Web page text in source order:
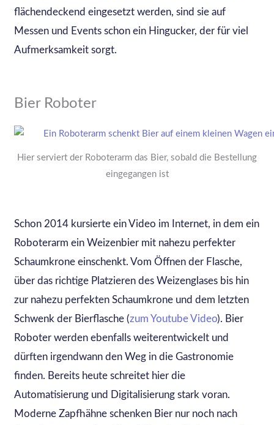
flächendeckend eingesetzt werden, sind sie auf
Messen und Events schon ein Hingucker, der für viel
Aufmerksamkeit sorgt.
Bier Roboter
Hier serviert der Roboterarm das Bier, sobald die Bestellung
eingegangen ist
Schon 2014 kursierte ein Video im Internet, in dem ein
Roboterarm ein Weizenbier mit nahezu perfekter
Schaumkrone einschenkt. Vom Öffnen der Flasche,
über das richtige Platzieren des Weizenglases bis hin
zur nahezu perfekten Schaumkrone und dem letzten
Schwenk der Bierflasche (zum Youtube Video). Bier
Roboter werden ebenfalls weiterentwickelt und
dürften irgendwann den Weg in die Gastronomie
finden. Bereits heute schreitet hier die
Automatisierung und Digitalisierung stark voran.
Moderne Zapfhähne schenken Bier nur noch nach